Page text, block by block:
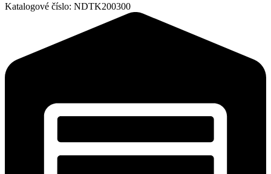
Katalogové číslo: NDTK200300